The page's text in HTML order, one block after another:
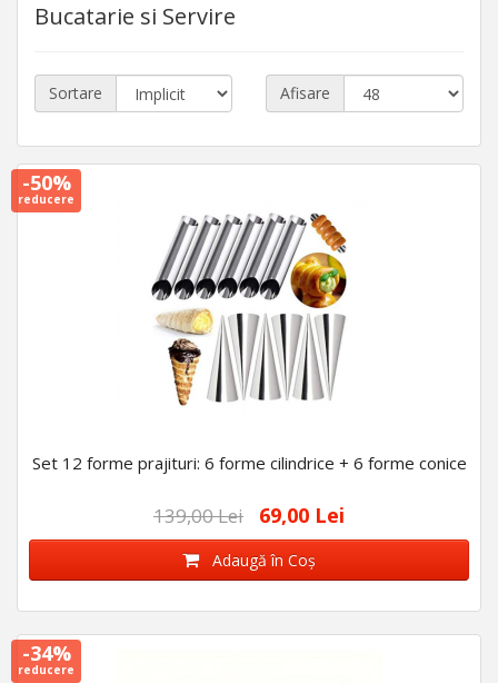
Bucatarie si Servire
Sortare Afisare
-50%
reducere
Set 12 forme prajituri: 6 forme cilindrice + 6 forme conice
139,00 Lei 69,00 Lei
Adaugă în Coş
-34%
reducere